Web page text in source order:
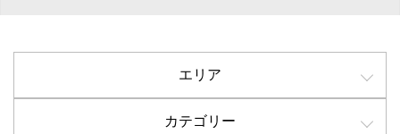
エリア
カテゴリー